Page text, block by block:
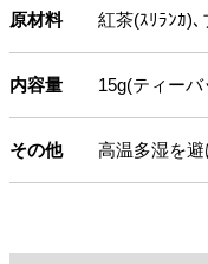
原材料 紅茶(ｽﾘﾗﾝｶ)
内容量 15g(ティー
その他 高温多湿を避